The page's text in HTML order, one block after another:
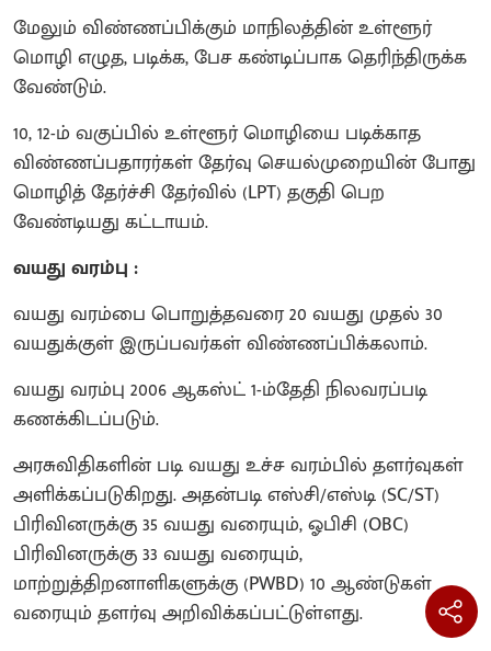
மேலும் விண்ணப்பிக்கும் மாநிலத்தின் உள்ளூர்
மொழி எழுத, படிக்க, பேச கண்டிப்பாக தெரிந்திருக்க
வேண்டும்.
10, 12-ம் வகுப்பில் உள்ளூர் மொழியை படிக்காத
விண்ணப்பதாரர்கள் தேர்வு செயல்முறையின் போது
மொழித் தேர்ச்சி தேர்வில் (LPT) தகுதி பெற
வேண்டியது கட்டாயம்.
வயது வரம்பு :
வயது வரம்பை பொறுத்தவரை 20 வயது முதல் 30
வயதுக்குள் இருப்பவர்கள் விண்ணப்பிக்கலாம்.
வயது வரம்பு 2006 ஆகஸ்ட் 1-ம்தேதி நிலவரப்படி
கணக்கிடப்படும்.
அரசுவிதிகளின் படி வயது உச்ச வரம்பில் தளர்வுகள்
அளிக்கப்படுகிறது. அதன்படி எஸ்சி/எஸ்டி (SC/ST)
பிரிவினருக்கு 35 வயது வரையும், ஓபிசி (OBC)
பிரிவினருக்கு 33 வயது வரையும்,
மாற்றுத்திறனாளிகளுக்கு (PWBD) 10 ஆண்டுகள்
வரையும் தளர்வு அறிவிக்கப்பட்டுள்ளது.